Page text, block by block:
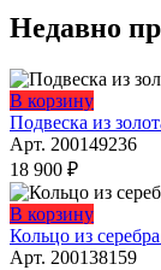
Недавно
В корзинуЭтот
товар
имеет
Опции
можно
выбрать
Подвеска из
Арт. 200149236
18 900 ₽
В корзинуЭтот
товар
имеет
Кольцо из
Арт. 200138159